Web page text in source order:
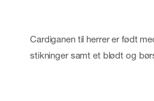
Cardiganen til herrer er født
stikninger samt et blødt og